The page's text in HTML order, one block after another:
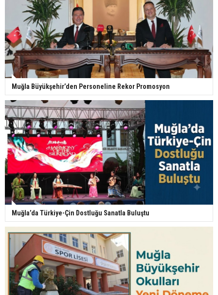
Muğla Büyükşehir’den Personeline Rekor Promosyon
Muğla’da Türkiye-Çin Dostluğu Sanatla Buluştu